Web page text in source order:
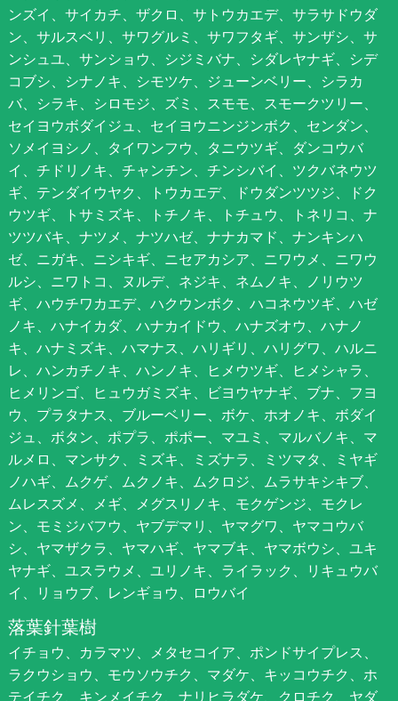
ンズイ、サイカチ、ザクロ、サトウカエデ、サラサドウダ
ン、サルスベリ、サワグルミ、サワフタギ、サンザシ、サ
ンシュユ、サンショウ、シジミバナ、シダレヤナギ、シデ
コブシ、シナノキ、シモツケ、ジューンベリー、シラカ
バ、シラキ、シロモジ、ズミ、スモモ、スモークツリー、
セイヨウボダイジュ、セイヨウニンジンボク、センダン、
ソメイヨシノ、タイワンフウ、タニウツギ、ダンコウバ
イ、チドリノキ、チャンチン、チンシバイ、ツクバネウツ
ギ、テンダイウヤク、トウカエデ、ドウダンツツジ、ドク
ウツギ、トサミズキ、トチノキ、トチュウ、トネリコ、ナ
ツツバキ、ナツメ、ナツハゼ、ナナカマド、ナンキンハ
ゼ、ニガキ、ニシキギ、ニセアカシア、ニワウメ、ニワウ
ルシ、ニワトコ、ヌルデ、ネジキ、ネムノキ、ノリウツ
ギ、ハウチワカエデ、ハクウンボク、ハコネウツギ、ハゼ
ノキ、ハナイカダ、ハナカイドウ、ハナズオウ、ハナノ
キ、ハナミズキ、ハマナス、ハリギリ、ハリグワ、ハルニ
レ、ハンカチノキ、ハンノキ、ヒメウツギ、ヒメシャラ、
ヒメリンゴ、ヒュウガミズキ、ビヨウヤナギ、ブナ、フヨ
ウ、プラタナス、ブルーベリー、ボケ、ホオノキ、ボダイ
ジュ、ボタン、ポプラ、ポポー、マユミ、マルバノキ、マ
ルメロ、マンサク、ミズキ、ミズナラ、ミツマタ、ミヤギ
ノハギ、ムクゲ、ムクノキ、ムクロジ、ムラサキシキブ、
ムレスズメ、メギ、メグスリノキ、モクゲンジ、モクレ
ン、モミジバフウ、ヤブデマリ、ヤマグワ、ヤマコウバ
シ、ヤマザクラ、ヤマハギ、ヤマブキ、ヤマボウシ、ユキ
ヤナギ、ユスラウメ、ユリノキ、ライラック、リキュウバ
イ、リョウブ、レンギョウ、ロウバイ
落葉針葉樹
イチョウ、カラマツ、メタセコイア、ポンドサイプレス、
ラクウショウ、モウソウチク、マダケ、キッコウチク、ホ
テイチク、キンメイチク、ナリヒラダケ、クロチク、ヤダ